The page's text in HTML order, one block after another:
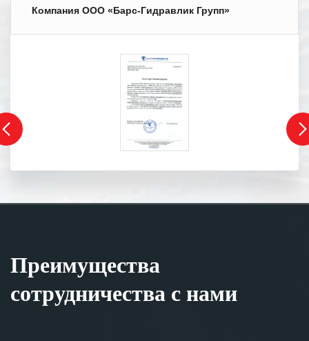
Компания ООО «Барс-Гидравлик Групп»
Преимущества
сотрудничества с нами